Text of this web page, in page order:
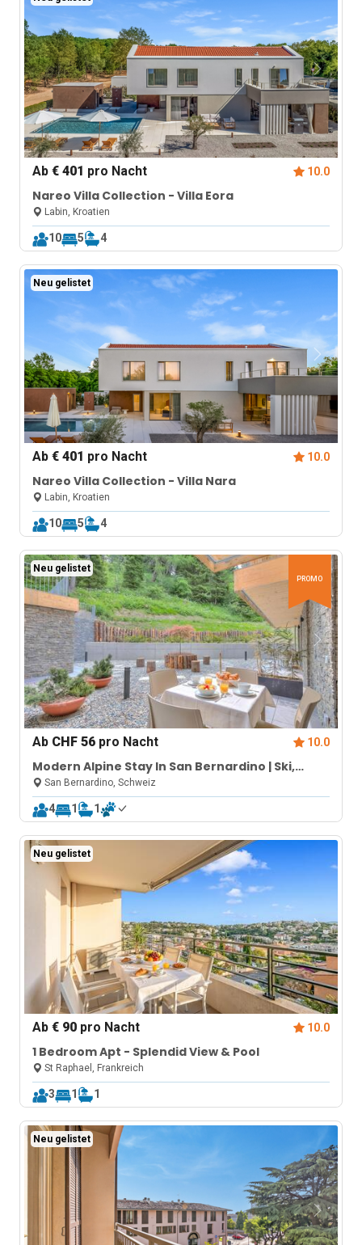
Ab€ 401 pro Nacht 10.0
Nareo Villa Collection - Villa Eora
Labin, Kroatien
10 5 4
Neu gelistet
Ab€ 401 pro Nacht 10.0
Nareo Villa Collection - Villa Nara
Labin, Kroatien
10 5 4
Neu gelistet
PROMO
Ab CHF 56 pro Nacht 10.0
Modern Alpine Stay In San Bernardino | Ski,
Hiking & Nature - Castanea 007
San Bernardino, Schweiz
4 1 1
Neu gelistet
Ab€ 90 pro Nacht 10.0
1 Bedroom Apt - Splendid View & Pool
St Raphael, Frankreich
3 1 1
Neu gelistet